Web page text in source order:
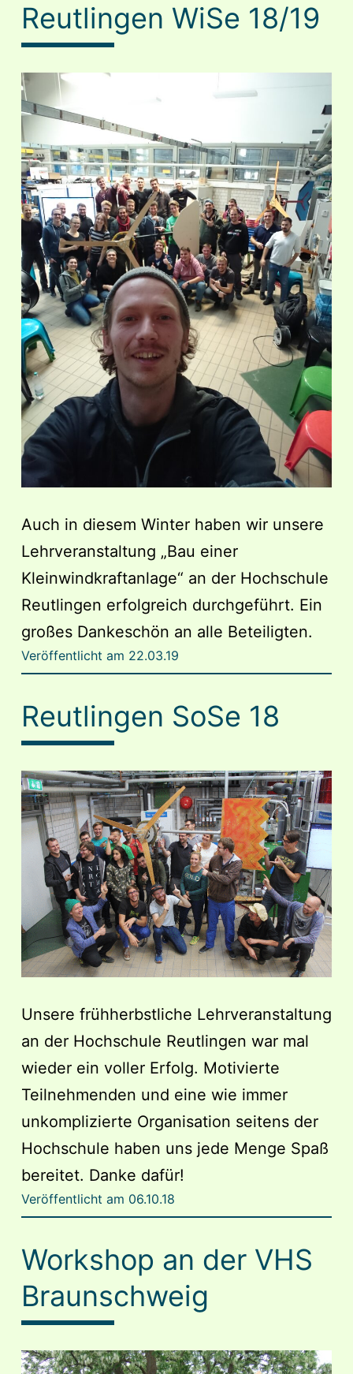
Reutlingen WiSe 18/19
Auch in diesem Winter haben wir unsere
Lehrveranstaltung „Bau einer
Kleinwindkraftanlage“ an der Hochschule
Reutlingen erfolgreich durchgeführt. Ein
großes Dankeschön an alle Beteiligten.
Veröffentlicht am 22.03.19
Reutlingen SoSe 18
Unsere frühherbstliche Lehrveranstaltung
an der Hochschule Reutlingen war mal
wieder ein voller Erfolg. Motivierte
Teilnehmenden und eine wie immer
unkomplizierte Organisation seitens der
Hochschule haben uns jede Menge Spaß
bereitet. Danke dafür!
Veröffentlicht am 06.10.18
Workshop an der VHS
Braunschweig